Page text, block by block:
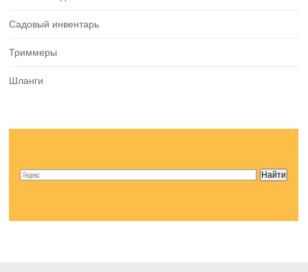
Садовый инвентарь
Триммеры
Шланги